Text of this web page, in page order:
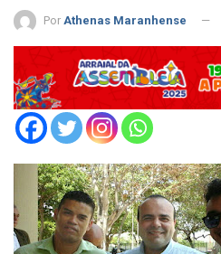
Por Athenas Maranhense